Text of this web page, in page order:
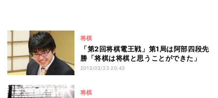
将棋
「第2回将棋電王戦」第1局は阿部四段先
勝「将棋は将棋と思うことができた」
2013/03/23 20:43
将棋